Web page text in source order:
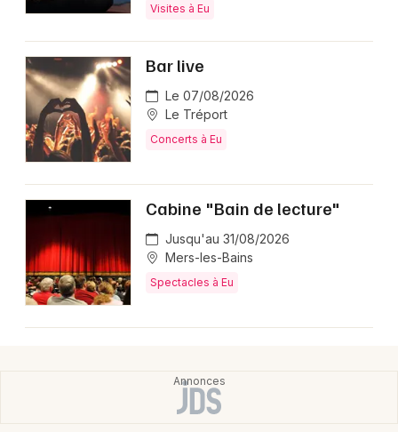
Mon email
Je m'abonne
Visites à Eu
Bar live
Le 07/08/2026
Le Tréport
Concerts à Eu
Cabine "Bain de lecture"
Jusqu'au 31/08/2026
Mers-les-Bains
Spectacles à Eu